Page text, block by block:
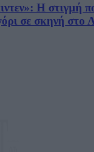
Η στιγμή
σε σκηνή στο